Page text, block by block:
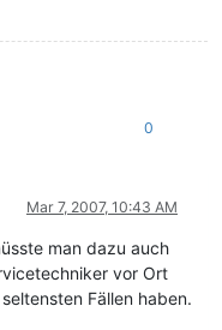
0
Mar 7, 2007, 10:43 AM
man dazu auch
vor Ort
Fällen haben.